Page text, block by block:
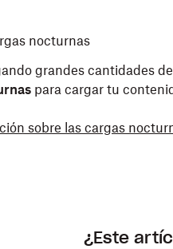
de segundo plano
aplicaciones en segundo
configuración para
abre la página de
nocturnas
grandes cantidades
para cargar tu
sobre las cargas
¿Este